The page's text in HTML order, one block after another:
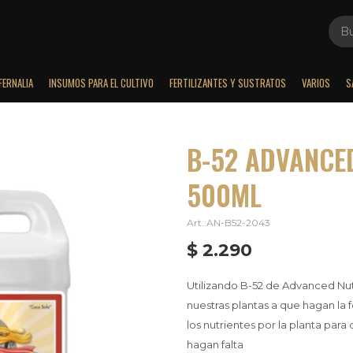
INSUMOS PARA EL CULTIVO FERTILIZANTES Y SUSTRATOS VARIOS
B-52
500ML
AN-B52-2043
$ 2.290
Utilizando B-52 de Advanced
nuestras plantas a que hagan
los nutrientes por la planta
hagan falta